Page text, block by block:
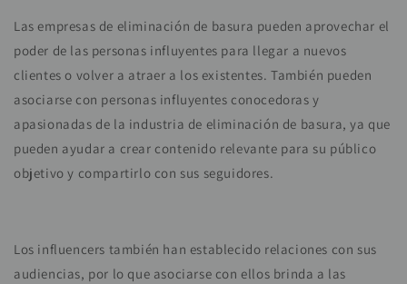
Las empresas de eliminación de basura pueden aprovechar el
poder de las personas influyentes para llegar a nuevos
clientes o volver a atraer a los existentes. También pueden
asociarse con personas influyentes conocedoras y
apasionadas de la industria de eliminación de basura, ya que
pueden ayudar a crear contenido relevante para su público
objetivo y compartirlo con sus seguidores.
Los influencers también han establecido relaciones con sus
audiencias, por lo que asociarse con ellos brinda a las